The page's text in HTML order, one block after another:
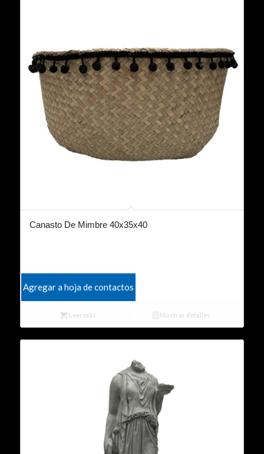
Canasto De Mimbre 40x35x40
Agregar a hoja de contactos
Leer más Mostrar detalles